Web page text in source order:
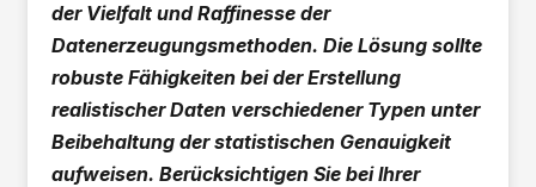
der Vielfalt und Raffinesse der
Datenerzeugungsmethoden. Die Lösung sollte
robuste Fähigkeiten bei der Erstellung
realistischer Daten verschiedener Typen unter
Beibehaltung der statistischen Genauigkeit
aufweisen. Berücksichtigen Sie bei Ihrer